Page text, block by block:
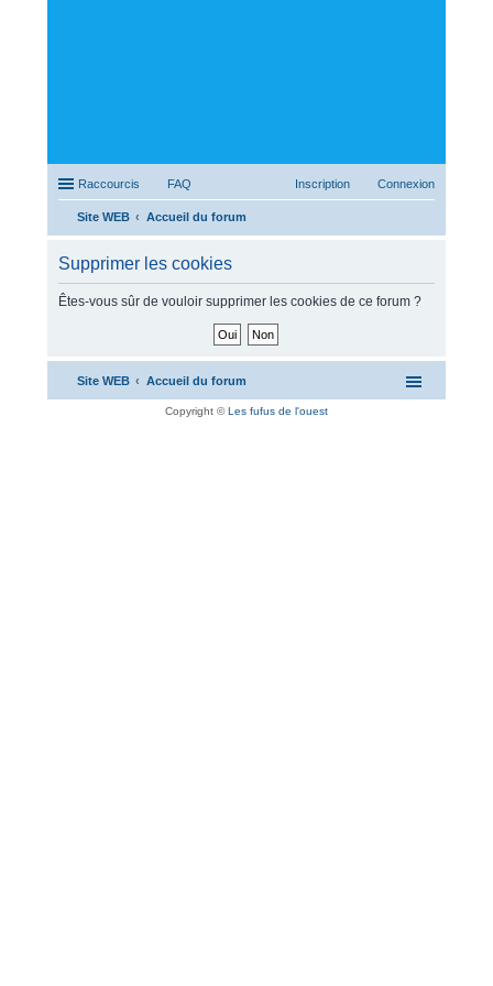
Raccourcis FAQ Connexion
Inscription
Site WEB
Accueil du forum
Supprimer les cookies
Êtes-vous sûr de vouloir supprimer les cookies de ce forum ?
Site WEB Accueil du forum
Copyright ©Les fufus de l'ouest